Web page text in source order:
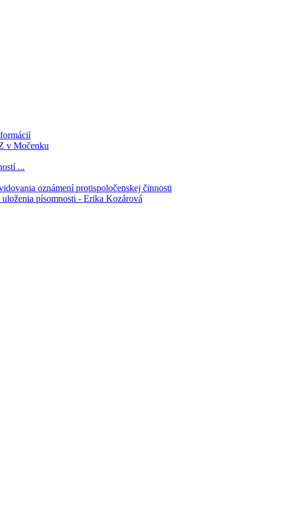
v Močenku
...
oznámení protispoločenskej činnosti
písomnosti - Erika Kozárová